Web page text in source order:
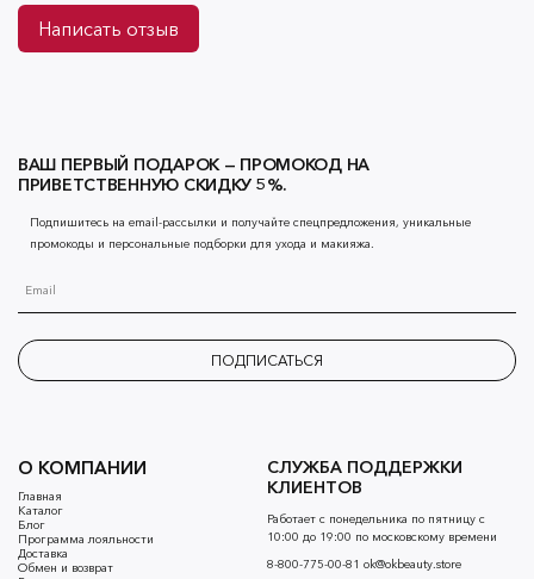
Написать отзыв
О КОМПАНИИ
Главная
Каталог
Блог
Программа лояльности
Доставка
Обмен и возврат
СЛУЖБА ПОДДЕРЖКИ
КЛИЕНТОВ
Работает с понедельника по пятницу с
10:00 до 19:00 по московскому времени
8-800-775-00-81 ok@okbeauty.store
ВАШ ПЕРВЫЙ ПОДАРОК — ПРОМОКОД НА
ПРИВЕТСТВЕННУЮ СКИДКУ 5%.
Подпишитесь на email-рассылки и получайте спецпредложения, уникальные
промокоды и персональные подборки для ухода и макияжа.
ПОДПИСАТЬСЯ